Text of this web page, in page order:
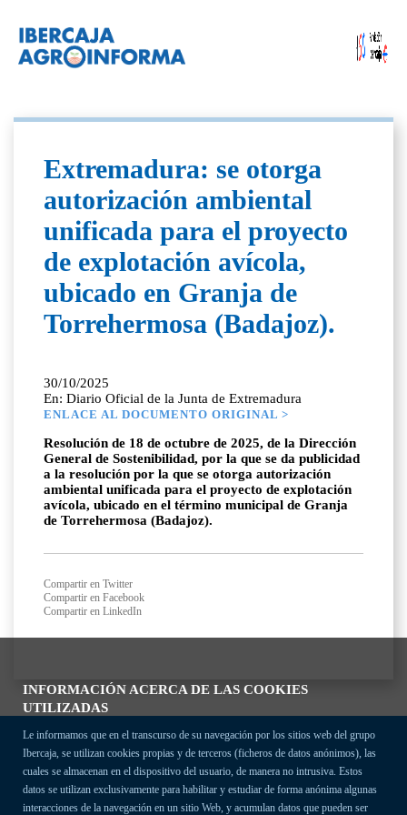
INFORMACIÓN ACERCA DE LAS COOKIES
UTILIZADAS
Le informamos que en el transcurso de su navegación por los sitios web del grupo
Ibercaja, se utilizan cookies propias y de terceros (ficheros de datos anónimos), las
cuales se almacenan en el dispositivo del usuario, de manera no intrusiva. Estos
datos se utilizan exclusivamente para habilitar y estudiar de forma anónima algunas
interacciones de la navegación en un sitio Web, y acumulan datos que pueden ser
Extremadura: se otorga
autorización ambiental
unificada para el proyecto
de explotación avícola,
ubicado en Granja de
Torrehermosa (Badajoz).
30/10/2025
En: Diario Oficial de la Junta de Extremadura
ENLACE AL DOCUMENTO ORIGINAL >
Resolución de 18 de octubre de 2025, de la Dirección
General de Sostenibilidad, por la que se da publicidad
a la resolución por la que se otorga autorización
ambiental unificada para el proyecto de explotación
avícola, ubicado en el término municipal de Granja
de Torrehermosa (Badajoz).
Compartir en Twitter
Compartir en Facebook
Compartir en LinkedIn